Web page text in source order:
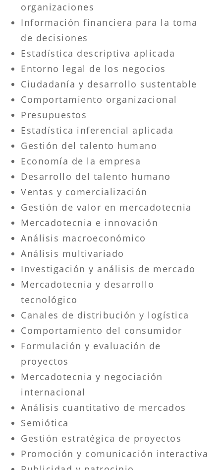
organizaciones
Información financiera para la toma
de decisiones
Estadística descriptiva aplicada
Entorno legal de los negocios
Ciudadanía y desarrollo sustentable
Comportamiento organizacional
Presupuestos
Estadística inferencial aplicada
Gestión del talento humano
Economía de la empresa
Desarrollo del talento humano
Ventas y comercialización
Gestión de valor en mercadotecnia
Mercadotecnia e innovación
Análisis macroeconómico
Análisis multivariado
Investigación y análisis de mercado
Mercadotecnia y desarrollo
tecnológico
Canales de distribución y logística
Comportamiento del consumidor
Formulación y evaluación de
proyectos
Mercadotecnia y negociación
internacional
Análisis cuantitativo de mercados
Semiótica
Gestión estratégica de proyectos
Promoción y comunicación interactiva